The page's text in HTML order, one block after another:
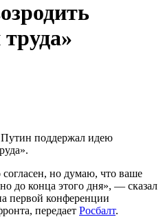
поддержал идею
согласен, но думаю, что ваше
до конца этого дня», — сказал
первой конференции
передает Росбалт.